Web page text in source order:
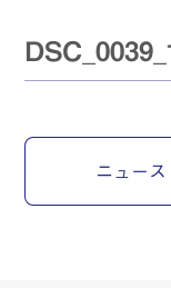
ニュー